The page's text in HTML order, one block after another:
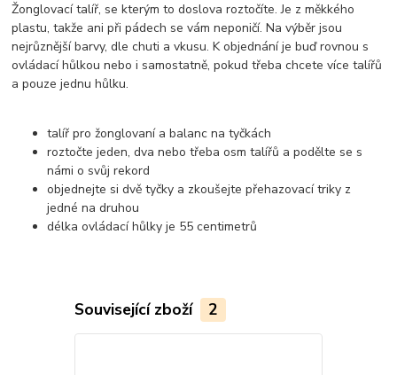
Žonglovací talíř, se kterým to doslova roztočíte. Je z měkkého
plastu, takže ani při pádech se vám neponičí. Na výběr jsou
nejrůznější barvy, dle chuti a vkusu. K objednání je buď rovnou s
ovládací hůlkou nebo i samostatně, pokud třeba chcete více talířů
a pouze jednu hůlku.
talíř pro žonglovaní a balanc na tyčkách
roztočte jeden, dva nebo třeba osm talířů a podělte se s
námi o svůj rekord
objednejte si dvě tyčky a zkoušejte přehazovací triky z
jedné na druhou
délka ovládací hůlky je 55 centimetrů
Související zboží 2